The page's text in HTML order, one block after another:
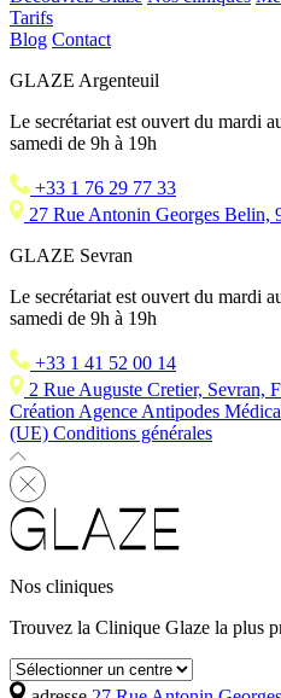
Tarifs
Blog Contact
GLAZE Argenteuil
Le secrétariat est ouvert du mardi
samedi de 9h à 19h
+33 1 76 29 77 33
27 Rue Antonin Georges Belin,
GLAZE Sevran
Le secrétariat est ouvert du mardi
samedi de 9h à 19h
+33 1 41 52 00 14
2 Rue Auguste Cretier, Sevran,
Création Agence Antipodes
(UE) Conditions générales
Nos cliniques
Trouvez la Clinique Glaze la plus